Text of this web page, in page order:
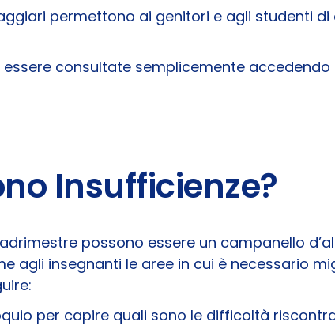
permettono ai genitori e agli studenti
consultate semplicemente
Insufficienze?
possono essere un campanello
agli insegnanti le aree in cui è necessario
per capire quali sono le difficoltà